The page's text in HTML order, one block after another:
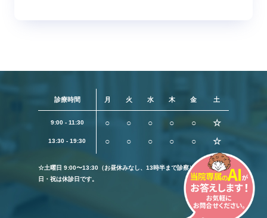
診療時間 月 火 水 木 金 土
9:00 - 11:30 ○ ○ ○ ○ ○ ☆
13:30 - 19:30 ○ ○ ○ ○ ○ ☆
☆土曜日 9:00〜13:30（お昼休みなし、13時半まで診察）
日・祝は休診日です。